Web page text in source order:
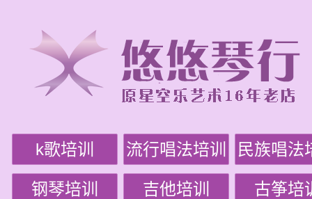
k歌培训 流行唱法培训 民族唱法
钢琴培训 吉他培训 古筝培